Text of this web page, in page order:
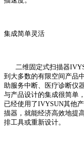
集成简单灵活
二维固定式扫描器
到大多数的有限空间产品
助服务中断、医疗诊断仪
与产品设计的集成很简单
已经使用了IVYSUN其他
描器，就能经济高效地提
排工具或重新设计。